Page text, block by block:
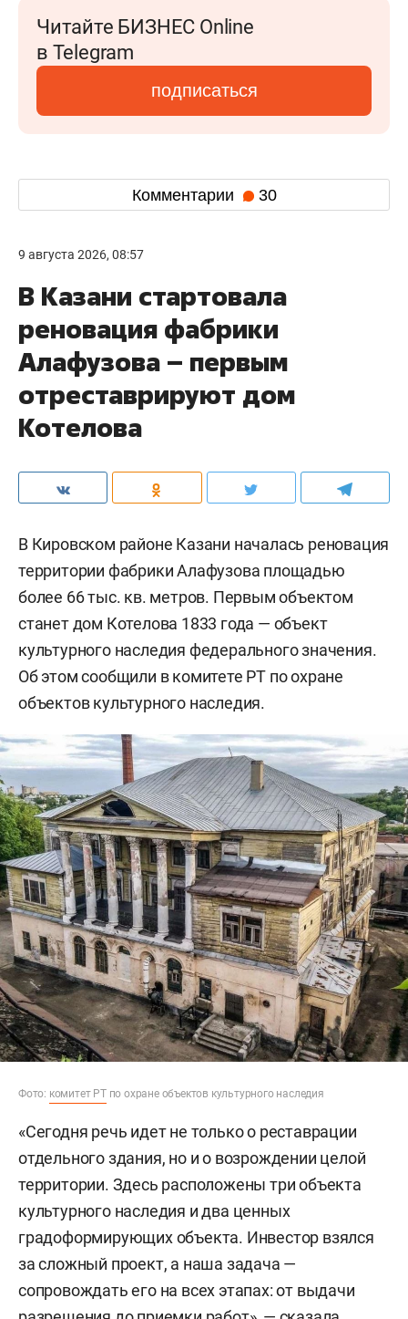
Читайте БИЗНЕС Online
в Telegram
подписаться
Комментарии 30
9 августа 2026, 08:57
В Казани стартовала
реновация фабрики
Алафузова – первым
отреставрируют дом
Котелова
В Кировском районе Казани началась реновация
территории фабрики Алафузова площадью
более 66 тыс. кв. метров. Первым объектом
станет дом Котелова 1833 года — объект
культурного наследия федерального значения.
Об этом сообщили в комитете РТ по охране
объектов культурного наследия.
Фото: комитет РТпо охране объектов культурного наследия
«Сегодня речь идет не только о реставрации
отдельного здания, но и о возрождении целой
территории. Здесь расположены три объекта
культурного наследия и два ценных
градоформирующих объекта. Инвестор взялся
за сложный проект, а наша задача —
сопровождать его на всех этапах: от выдачи